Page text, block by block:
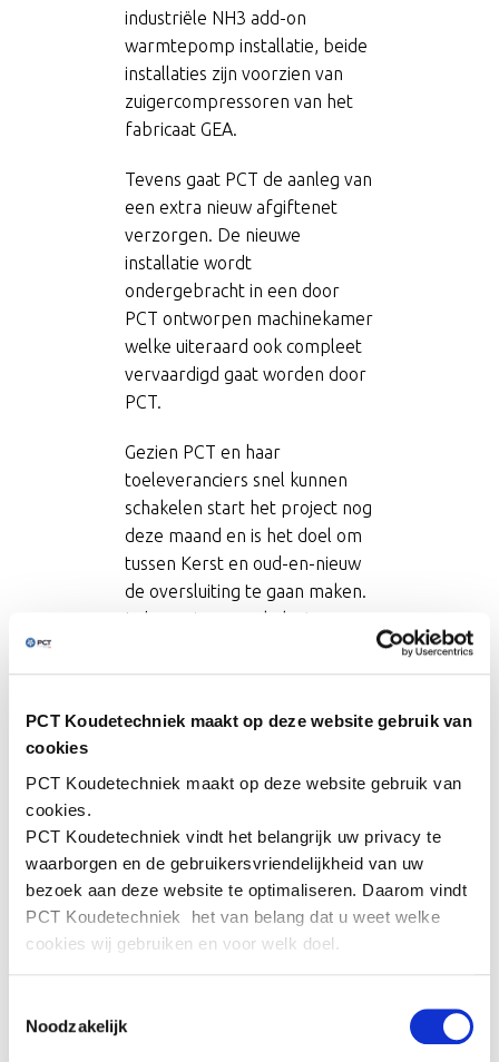
PCT Koudetechniek maakt op deze website gebruik van
cookies
PCT Koudetechniek maakt op deze website gebruik van
cookies.
PCT Koudetechniek vindt het belangrijk uw privacy te
waarborgen en de gebruikersvriendelijkheid van uw
bezoek aan deze website te optimaliseren. Daarom vindt
PCT Koudetechniek
het van belang dat u weet welke
cookies wij gebruiken en voor welk doel.
personaliseren, om functies voor social media te bieden
en om ons websiteverkeer te analyseren. Ook delen we
Noodzakelijk
industriële NH3 add-on
warmtepomp installatie, beide
installaties zijn voorzien van
zuigercompressoren van het
fabricaat GEA.
Tevens gaat PCT de aanleg van
een extra nieuw afgiftenet
verzorgen. De nieuwe
installatie wordt
ondergebracht in een door
PCT ontworpen machinekamer
welke uiteraard ook compleet
vervaardigd gaat worden door
PCT.
Gezien PCT en haar
toeleveranciers snel kunnen
schakelen start het project nog
deze maand en is het doel om
tussen Kerst en oud-en-nieuw
de oversluiting te gaan maken.
In haar eigen werkplaats pre-
installatie zodat deze op locatie
afgemonteerd hoeven te
een flinke tijdswinst
productie van Delicia zo weinig
mogelijk hinder van de
werkzaamheden.